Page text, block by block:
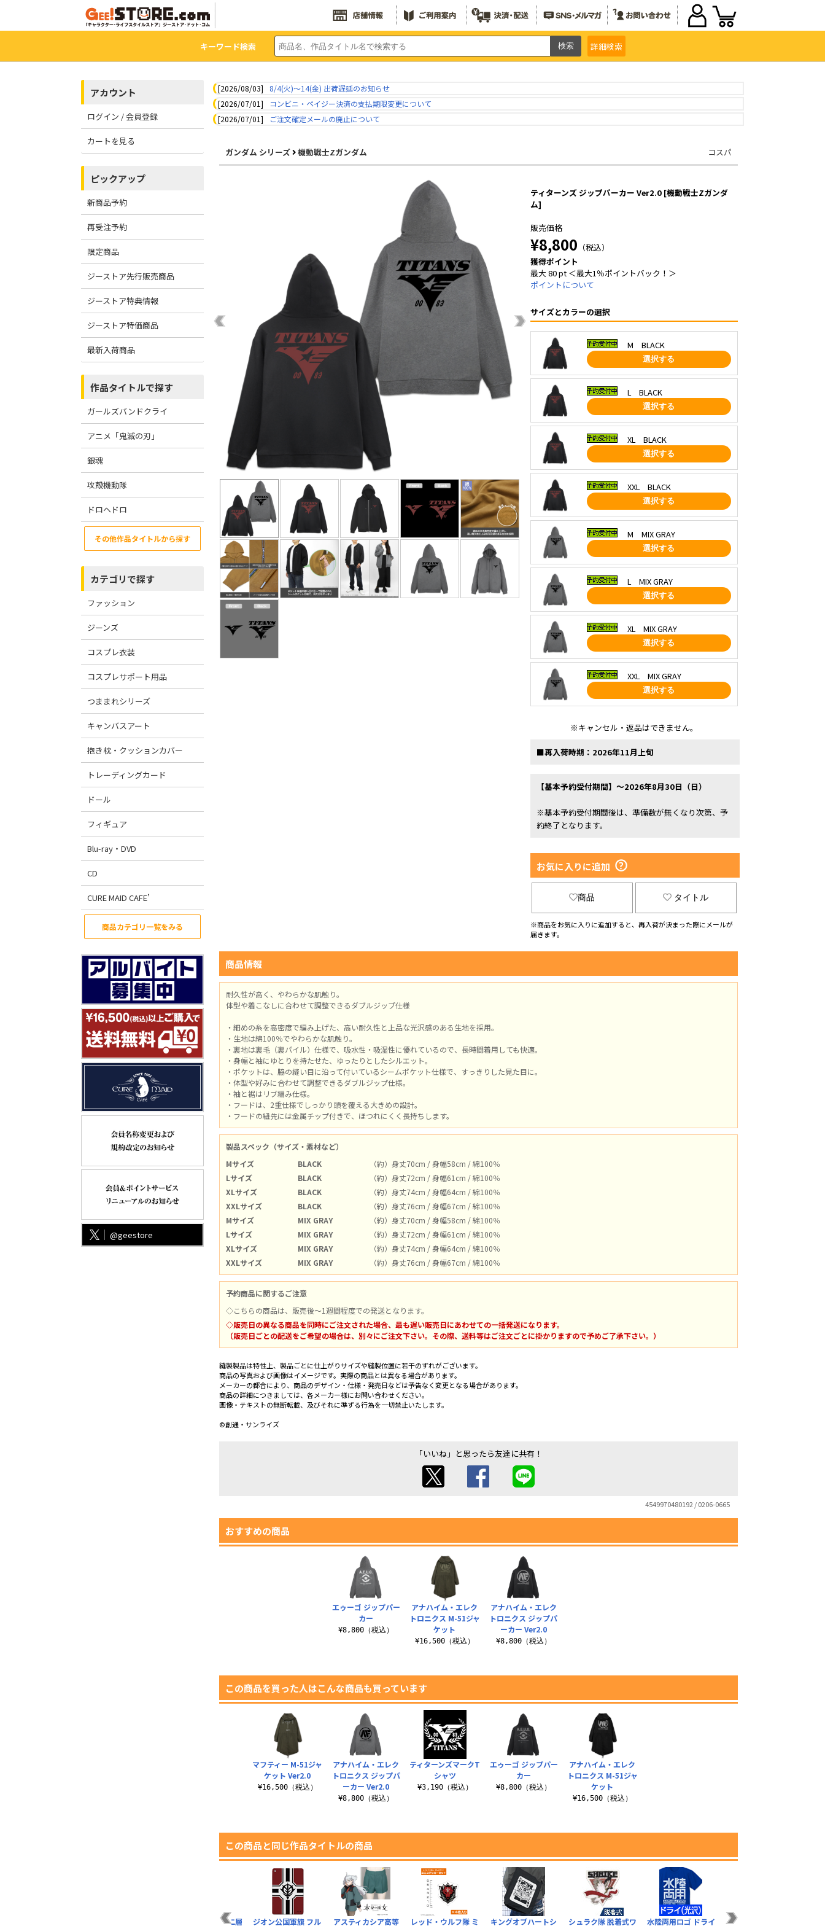
キーワード検索 詳細検索
アカウント
ログイン / 会員登録
カートを見る
ピックアップ
新商品予約
再受注予約
限定商品
ジーストア先行販売商品
ジーストア特典情報
ジーストア特価商品
最新入荷商品
作品タイトルで探す
ガールズバンドクライ
アニメ「鬼滅の刃」
銀魂
攻殻機動隊
ドロヘドロ
その他作品タイトルから探す
カテゴリで探す
ファッション
ジーンズ
コスプレ衣装
コスプレサポート用品
つままれシリーズ
キャンバスアート
抱き枕・クッションカバー
トレーディングカード
ドール
フィギュア
Blu-ray・DVD
CD
CURE MAID CAFE’
商品カテゴリ一覧をみる
@geestore
[2026/08/03]
8/4(火)～14(金) 出荷遅延のお知らせ
[2026/07/01]
コンビニ・ペイジー決済の支払期限変更について
[2026/07/01]
ご注文確定メールの廃止について
ガンダム シリーズ 機動戦士Zガンダム コスパ
ティターンズ ジップパーカー Ver2.0 [機動戦士Zガンダ
ム]
販売価格
¥8,800 （税込）
獲得ポイント
最大 80 pt ＜最大1％ポイントバック！＞
ポイントについて
サイズとカラーの選択
M BLACK
選択する
L BLACK
選択する
XL BLACK
選択する
XXL BLACK
選択する
M MIX GRAY
選択する
L MIX GRAY
選択する
XL MIX GRAY
選択する
XXL MIX GRAY
選択する
※キャンセル・返品はできません。
■再入荷時期：2026年11月上旬
【基本予約受付期間】～2026年8月30日（日）
※基本予約受付期間後は、準備数が無くなり次第、予
約終了となります。
お気に入りに追加
商品 タイトル
※商品をお気に入りに追加すると、再入荷が決まった際にメールが
届きます。
商品情報
耐久性が高く、やわらかな肌触り。
体型や着こなしに合わせて調整できるダブルジップ仕様
・細めの糸を高密度で編み上げた、高い耐久性と上品な光沢感のある生地を採用。
・生地は綿100％でやわらかな肌触り。
・裏地は裏毛（裏パイル）仕様で、吸水性・吸湿性に優れているので、長時間着用しても快適。
・身幅と袖にゆとりを持たせた、ゆったりとしたシルエット。
・ポケットは、脇の縫い目に沿って付いているシームポケット仕様で、すっきりした見た目に。
・体型や好みに合わせて調整できるダブルジップ仕様。
・袖と裾はリブ編み仕様。
・フードは、2重仕様でしっかり頭を覆える大きめの設計。
・フードの紐先には金属チップ付きで、ほつれにくく長持ちします。
製品スペック（サイズ・素材など）
Mサイズ
BLACK
（約）身丈70cm / 身幅58cm / 綿100％
Lサイズ
BLACK
（約）身丈72cm / 身幅61cm / 綿100％
XLサイズ
BLACK
（約）身丈74cm / 身幅64cm / 綿100％
XXLサイズ
BLACK
（約）身丈76cm / 身幅67cm / 綿100％
Mサイズ
MIX GRAY
（約）身丈70cm / 身幅58cm / 綿100％
Lサイズ
MIX GRAY
（約）身丈72cm / 身幅61cm / 綿100％
XLサイズ
MIX GRAY
（約）身丈74cm / 身幅64cm / 綿100％
XXLサイズ
MIX GRAY （約）身丈76cm / 身幅67cm / 綿100％
予約商品に関するご注意
◇こちらの商品は、販売後～1週間程度での発送となります。
◇販売日の異なる商品を同時にご注文された場合、最も遅い販売日にあわせての一括発送になります。
（販売日ごとの配送をご希望の場合は、別々にご注文下さい。その際、送料等はご注文ごとに掛かりますので予めご了承下さい。）
縫製製品は特性上、製品ごとに仕上がりサイズや縫製位置に若干のずれがございます。
商品の写真および画像はイメージです。実際の商品とは異なる場合があります。
メーカーの都合により、商品のデザイン・仕様・発売日などは予告なく変更となる場合があります。
商品の詳細につきましては、各メーカー様にお問い合わせください。
画像・テキストの無断転載、及びそれに準ずる行為を一切禁止いたします。
©創通・サンライズ
「いいね」と思ったら友達に共有！
4549970480192 / 0206-0665
おすすめの商品
アナハイム・エレク
トロニクス M-51ジャ
ケット
¥16,500（税込）
アナハイム・エレク
トロニクス ジップパ
ーカー Ver2.0
¥8,800（税込）
エゥーゴ ジップパー
カー
¥8,800（税込）
この商品を買った人はこんな商品も買っています
ティターンズマークT
シャツ
¥3,190（税込）
エゥーゴ ジップパー
カー
¥8,800（税込）
アナハイム・エレク
トロニクス M-51ジャ
ケット
¥16,500（税込）
マフティー M-51ジャ
ケット Ver2.0
¥16,500（税込）
アナハイム・エレク
トロニクス ジップパ
ーカー Ver2.0
¥8,800（税込）
この商品と同じ作品タイトルの商品
レッド・ウルフ隊 ミ キングオブハートシ シュラク隊 脱着式ワ 水陸両用ロゴ ドライ ガンダムEX Tシャツ
サイクロプス隊 二層 ジオン公国軍旗 フル アスティカシア高等